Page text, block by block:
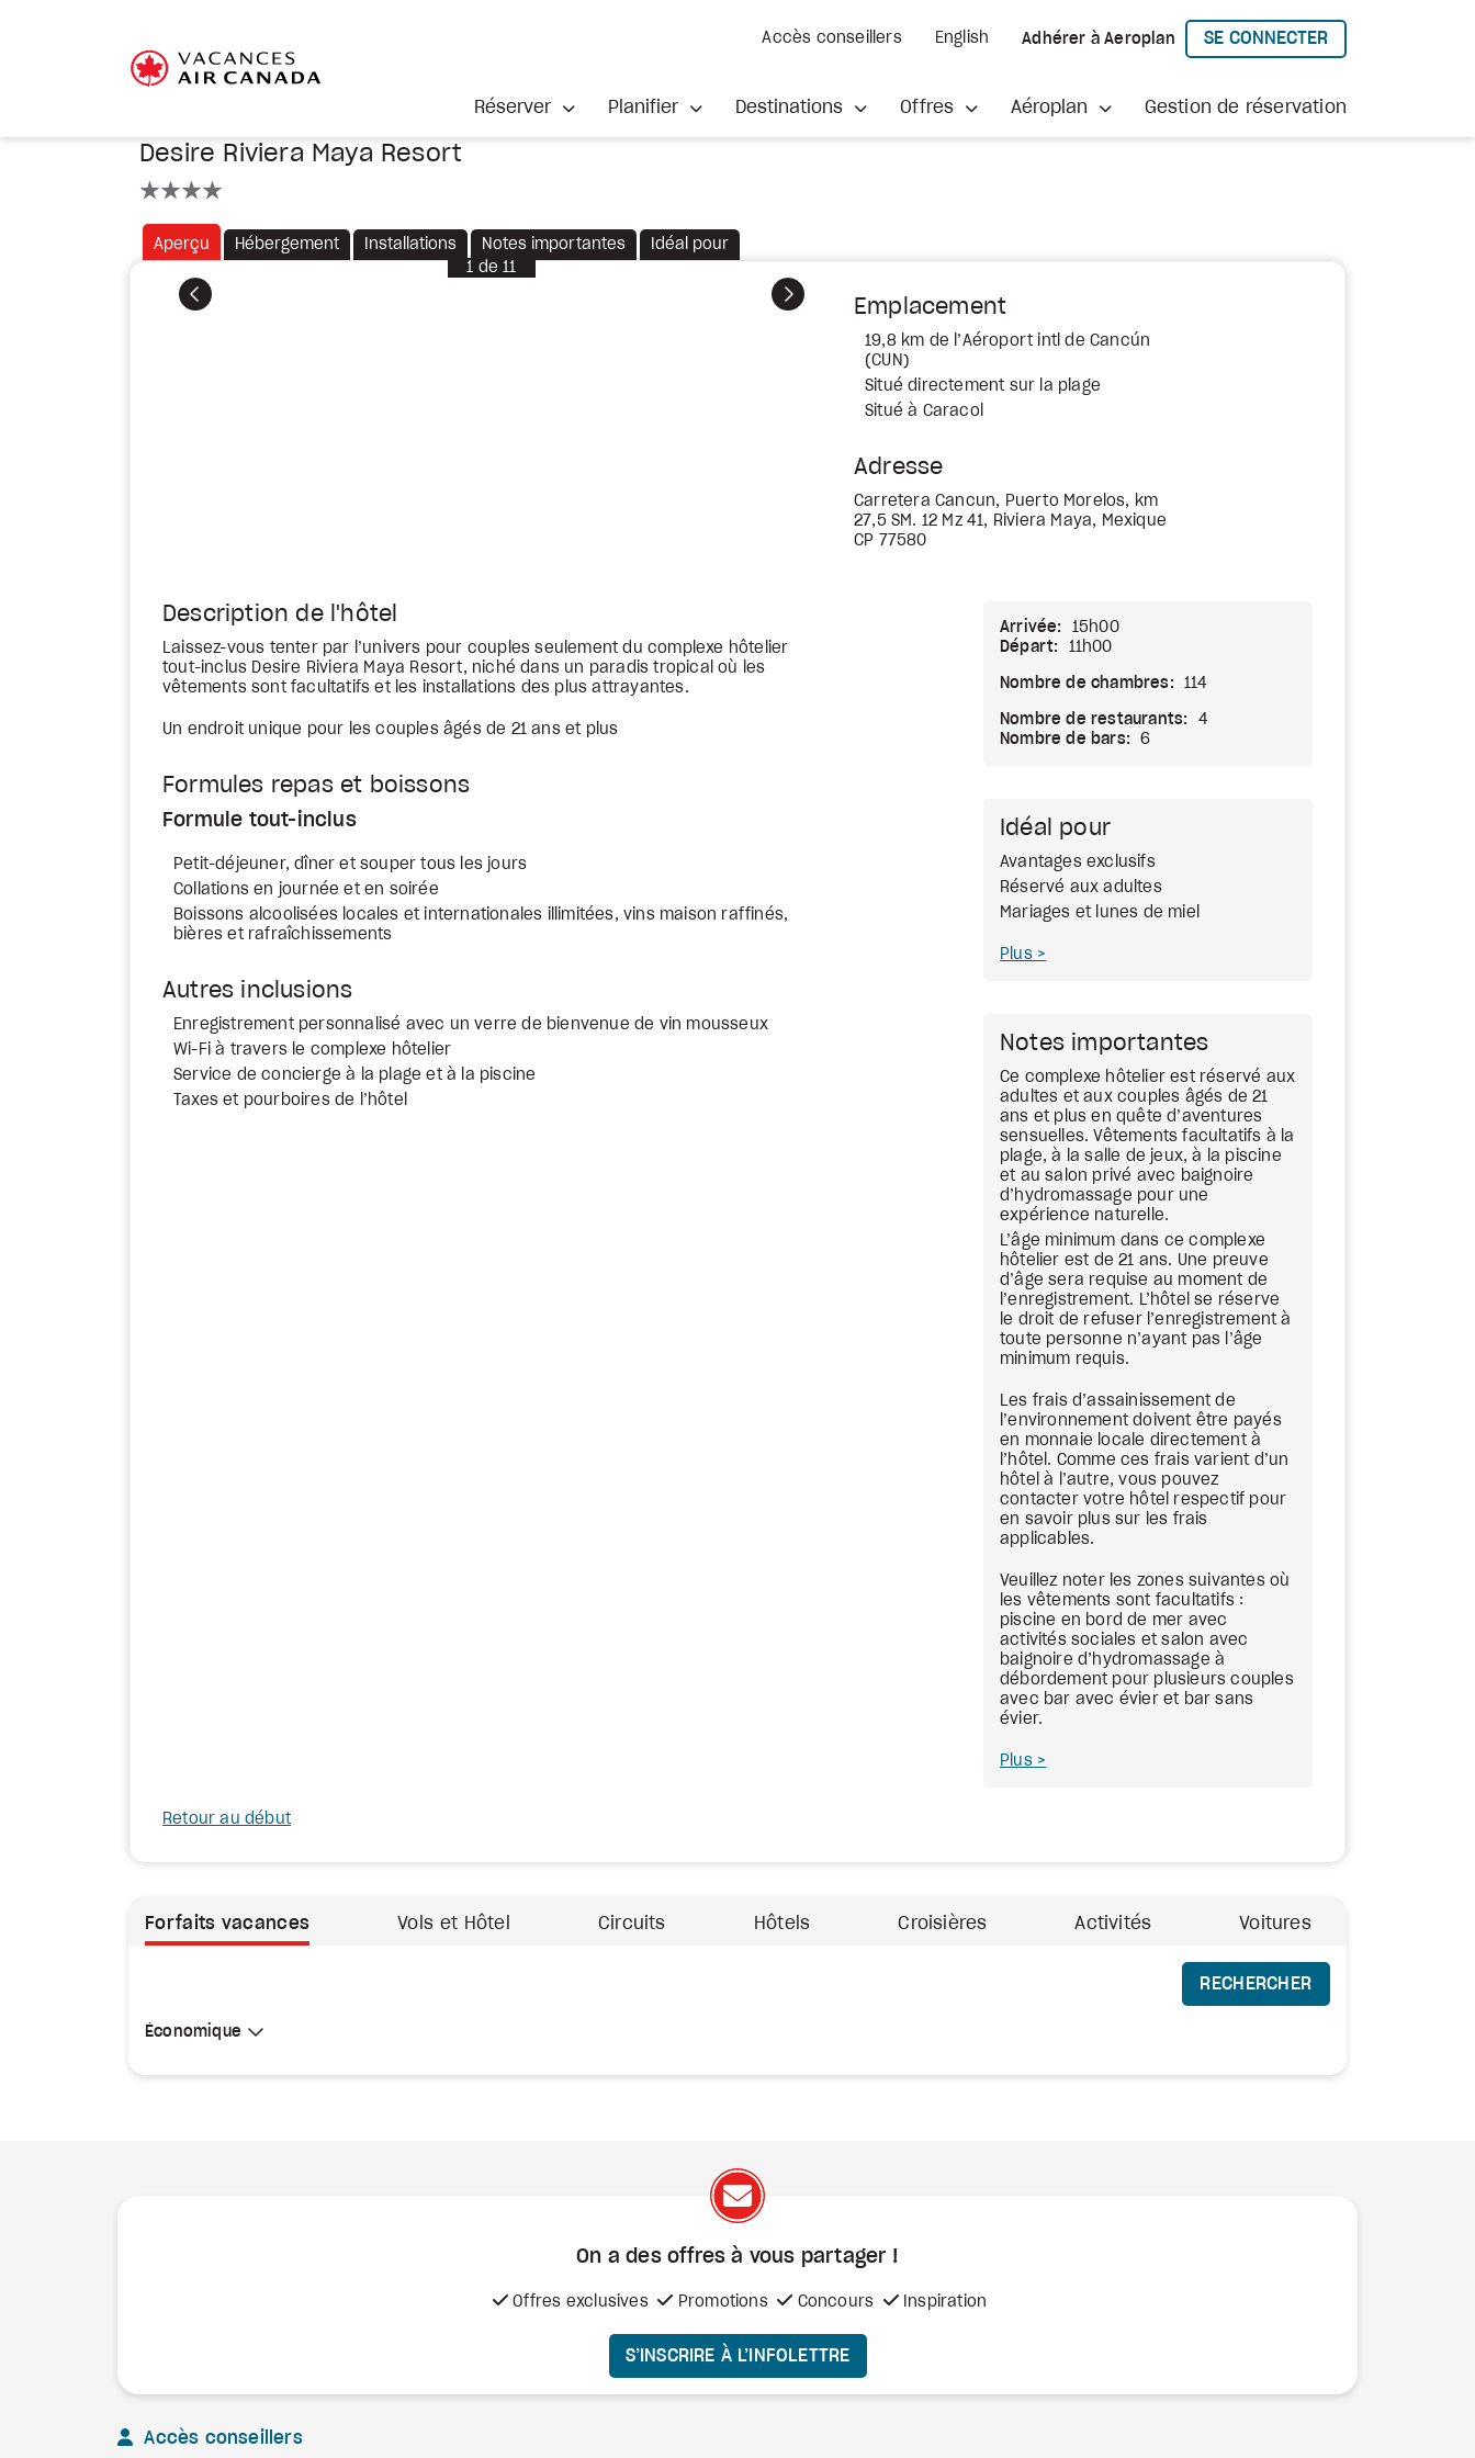
Accès conseillers English Adhérer à Aeroplan
SE CONNECTER
À AEROPLAN
Réserver Planifier Destinations Offres Aéroplan Gestion de réservation
Desire Riviera Maya Resort
Aperçu Hébergement Installations Notes importantes Idéal pour
Précédent Suivant
1 de11
Emplacement
19,8 km de l’Aéroport intl de Cancún
(CUN)
Situé directement sur la plage
Situé à Caracol
Adresse
Carretera Cancun, Puerto Morelos, km
27,5 SM. 12 Mz 41, Riviera Maya, Mexique
CP 77580
Description de l'hôtel
Laissez-vous tenter par l’univers pour couples seulement du complexe hôtelier
tout-inclus Desire Riviera Maya Resort, niché dans un paradis tropical où les
vêtements sont facultatifs et les installations des plus attrayantes.
Un endroit unique pour les couples âgés de 21 ans et plus
Formules repas et boissons
Formule tout-inclus
Petit-déjeuner, dîner et souper tous les jours
Collations en journée et en soirée
Boissons alcoolisées locales et internationales illimitées, vins maison raffinés,
bières et rafraîchissements
Autres inclusions
Enregistrement personnalisé avec un verre de bienvenue de vin mousseux
Wi-Fi à travers le complexe hôtelier
Service de concierge à la plage et à la piscine
Taxes et pourboires de l’hôtel
Arrivée:
15h00
Départ:
11h00
Nombre de chambres: 114
Nombre de restaurants:
4
Nombre de bars:
6
Idéal pour
Avantages exclusifs
Réservé aux adultes
Mariages et lunes de miel
Plus
Notes importantes
Ce complexe hôtelier est réservé aux
adultes et aux couples âgés de 21
ans et plus en quête d’aventures
sensuelles. Vêtements facultatifs à la
plage, à la salle de jeux, à la piscine
et au salon privé avec baignoire
d’hydromassage pour une
expérience naturelle.
L’âge minimum dans ce complexe
hôtelier est de 21 ans. Une preuve
d’âge sera requise au moment de
l’enregistrement. L’hôtel se réserve
le droit de refuser l’enregistrement à
toute personne n’ayant pas l’âge
minimum requis.
Les frais d’assainissement de
l’environnement doivent être payés
en monnaie locale directement à
l’hôtel. Comme ces frais varient d’un
hôtel à l’autre, vous pouvez
contacter votre hôtel respectif pour
en savoir plus sur les frais
applicables.
Veuillez noter les zones suivantes où
les vêtements sont facultatifs :
piscine en bord de mer avec
activités sociales et salon avec
baignoire d’hydromassage à
débordement pour plusieurs couples
avec bar avec évier et bar sans
évier.
Plus
Retour au début
Forfaits vacances Vols et Hôtel Circuits Hôtels Croisières Activités Voitures
Sélectionner une cabine
Économique
Économique
RECHERCHER
On a des offres à vous partager !
Offres exclusives Promotions Concours Inspiration
S’INSCRIRE À L’INFOLETTRE
Accès conseillers